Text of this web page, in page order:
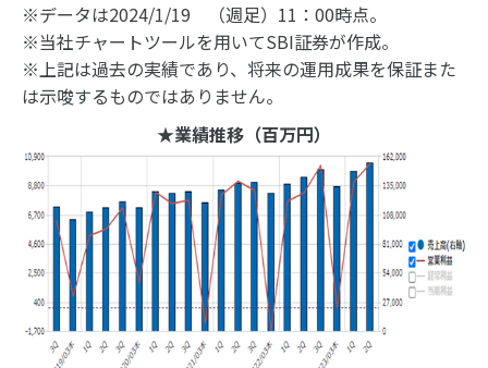
※データは2024/1/19 （週足）11：00時点。
※当社チャートツールを用いてSBI証券が作成。
※上記は過去の実績であり、将来の運用成果を保証また
は示唆するものではありません。
★業績推移（百万円）